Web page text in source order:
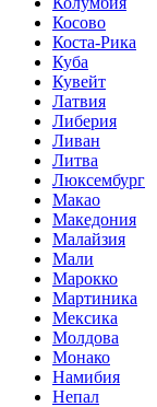
Косово
Коста-Рика
Куба
Кувейт
Латвия
Либерия
Ливан
Литва
Люксембург
Макао
Македония
Малайзия
Мали
Марокко
Мартиника
Мексика
Молдова
Монако
Намибия
Непал